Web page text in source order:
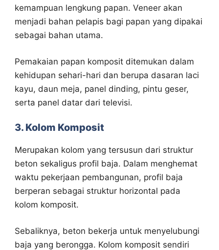
kemampuan lengkung papan. Veneer akan
menjadi bahan pelapis bagi papan yang dipakai
sebagai bahan utama.
Pemakaian papan komposit ditemukan dalam
kehidupan sehari-hari dan berupa dasaran laci
kayu, daun meja, panel dinding, pintu geser,
serta panel datar dari televisi.
3. Kolom Komposit
Merupakan kolom yang tersusun dari struktur
beton sekaligus profil baja. Dalam menghemat
waktu pekerjaan pembangunan, profil baja
berperan sebagai struktur horizontal pada
kolom komposit.
Sebaliknya, beton bekerja untuk menyelubungi
baja yang berongga. Kolom komposit sendiri